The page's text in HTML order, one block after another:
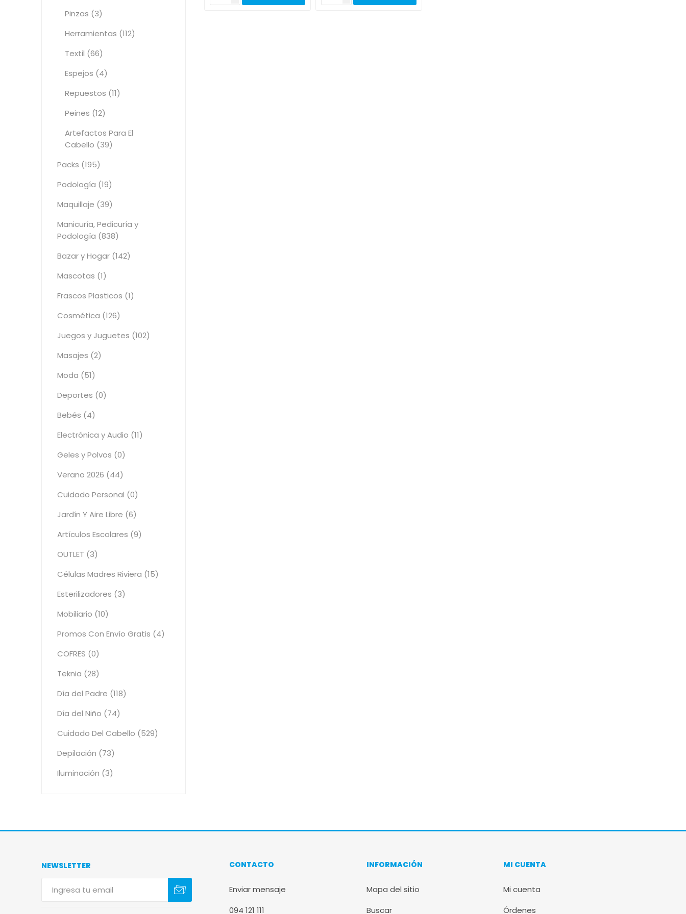
Pinzas (3)
Herramientas (112)
Textil (66)
Espejos (4)
Repuestos (11)
Peines (12)
Artefactos Para El
Cabello (39)
Packs (195)
Podología (19)
Maquillaje (39)
Manicuría, Pedicuría y
Podología (838)
Bazar y Hogar (142)
Mascotas (1)
Frascos Plasticos (1)
Cosmética (126)
Juegos y Juguetes (102)
Masajes (2)
Moda (51)
Deportes (0)
Bebés (4)
Electrónica y Audio (11)
Geles y Polvos (0)
Verano 2026 (44)
Cuidado Personal (0)
Jardín Y Aire Libre (6)
Artículos Escolares (9)
OUTLET (3)
Células Madres Riviera (15)
Esterilizadores (3)
Mobiliario (10)
Promos Con Envío Gratis (4)
COFRES (0)
Teknia (28)
Día del Padre (118)
Día del Niño (74)
Cuidado Del Cabello (529)
Depilación (73)
Iluminación (3)
NEWSLETTER CONTACTO
Enviar mensaje
094 121 111
INFORMACIÓN
Mapa del sitio
Buscar
MI CUENTA
Mi cuenta
Órdenes